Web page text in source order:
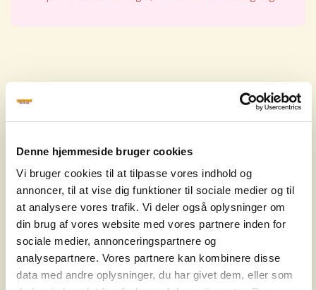
Denne hjemmeside bruger cookies
Vi bruger cookies til at tilpasse vores indhold og
annoncer, til at vise dig funktioner til sociale medier og til
at analysere vores trafik. Vi deler også oplysninger om
din brug af vores website med vores partnere inden for
sociale medier, annonceringspartnere og
analysepartnere. Vores partnere kan kombinere disse
data med andre oplysninger, du har givet dem, eller som
Hvis enhedstypen er vigtig for
tilpasser din søgning. Ellers
finder du alternative
muligheder på ankomstdatoen i
det nedenstående.
Ups - vi fandt ikke noget, der matchede din søgning.